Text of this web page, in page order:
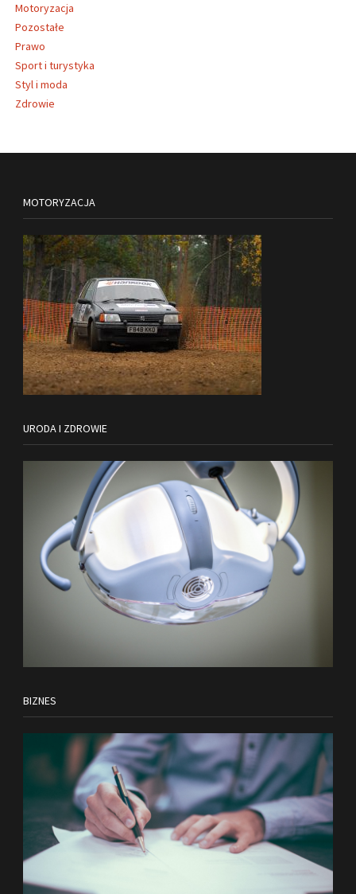
Motoryzacja
Pozostałe
Prawo
Sport i turystyka
Styl i moda
Zdrowie
MOTORYZACJA
URODA I ZDROWIE
BIZNES